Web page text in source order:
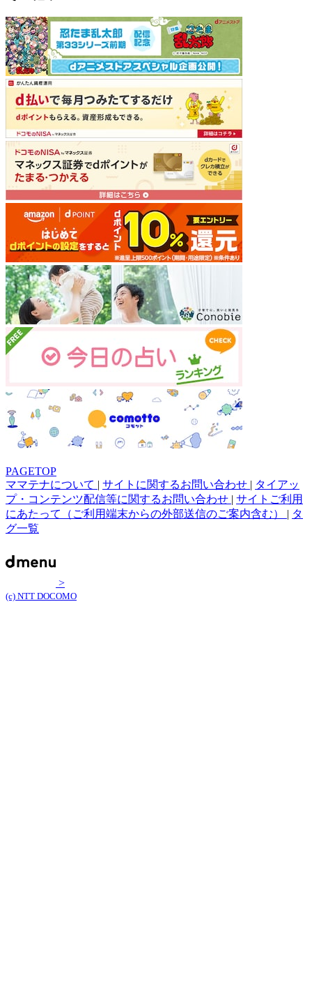
PAGETOP
ママテナについて | サイトに関するお問い合わせ | タイアッ
プ・コンテンツ配信等に関するお問い合わせ | サイトご利用
にあたって（ご利用端末からの外部送信のご案内含む） | タ
グ一覧
>
(c) NTT DOCOMO